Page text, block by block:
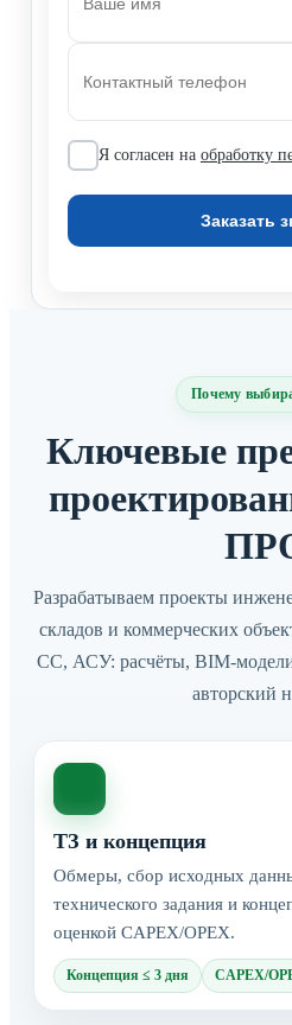
Я согласен на обработку
Почему
Ключевые
Разрабатываем проекты
складов и коммерческих
СС, АСУ: расчёты, BIM-
авторский
ТЗ и концепция
Обмеры, сбор исходных
технического задания и
оценкой CAPEX/OPEX.
Концепция ≤ 3 дня CAPEX/